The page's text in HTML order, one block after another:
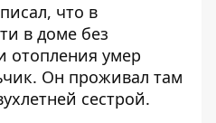
писал, что в
в доме без
отопления умер
. Он проживал там
сестрой.